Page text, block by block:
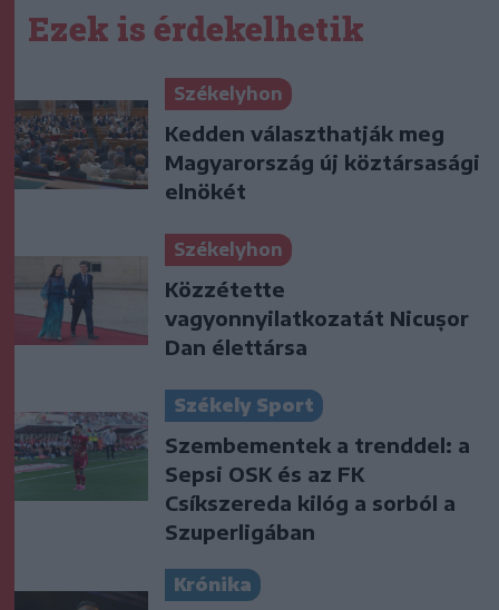
Ezek is érdekelhetik
Székelyhon
Kedden választhatják meg
Magyarország új köztársasági
elnökét
Székelyhon
Közzétette
vagyonnyilatkozatát Nicușor
Dan élettársa
Székely Sport
Szembementek a trenddel: a
Sepsi OSK és az FK
Csíkszereda kilóg a sorból a
Szuperligában
Krónika